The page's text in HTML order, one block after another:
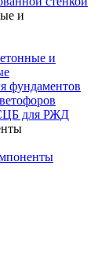
и
и
фундаментов
для РЖД